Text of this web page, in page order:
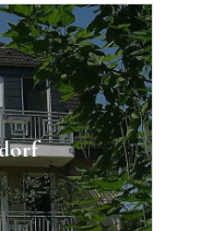
Carport
€